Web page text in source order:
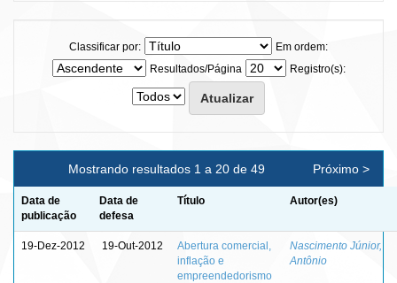
Classificar por:
Em ordem:
Resultados/Página
Registro(s):
Mostrando resultados 1 a 20 de 49 Próximo >
Data de
publicação
Data de
defesa
Título Autor(es)
19-Dez-2012 19-Out-2012
Abertura comercial,
inflação e
empreendedorismo
Nascimento Júnior,
Antônio